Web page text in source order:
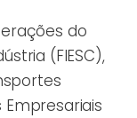
do
(FIESC),
Empresariais